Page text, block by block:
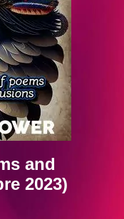
and
2023)